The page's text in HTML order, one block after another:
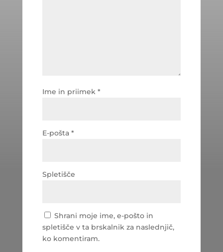
Ime in priimek *
E-pošta *
Spletišče
Shrani moje ime, e-pošto in
spletišče v ta brskalnik za naslednjič,
ko komentiram.